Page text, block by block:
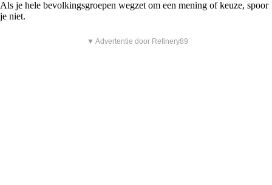
Als je hele bevolkingsgroepen wegzet om een mening of keuze, spoor
je niet.
▼ Advertentie door Refinery89